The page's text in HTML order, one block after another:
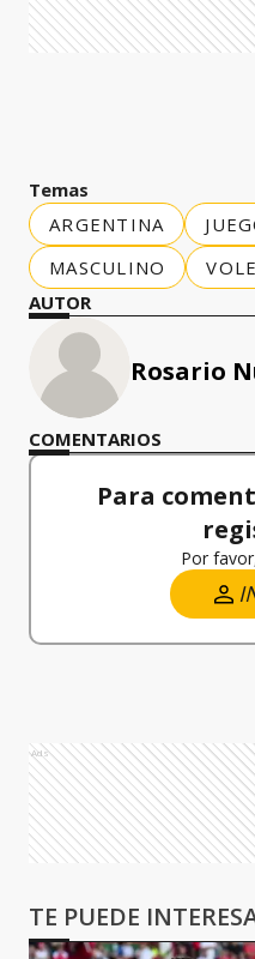
Temas
ARGENTINA
MASCULINO
AUTOR
Rosario
COMENTARIOS
Para
Por
Ads
TE PUEDE